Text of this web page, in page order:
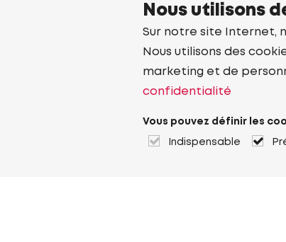
Nous utilisons
Sur notre site Internet,
Nous utilisons des
marketing et de
confidentialité
Vous pouvez définir les
Indispensable